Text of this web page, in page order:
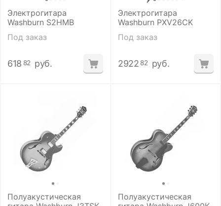
Электрогитара
Washburn S2HMB
Под заказ
618 82 руб.
Электрогитара
Washburn PXV26CK
Под заказ
2922 82 руб.
Полуакустическая
Полуакустическая